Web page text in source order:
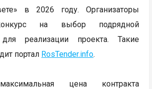
в 2026 году. Организаторы
на выбор подрядной
для реализации проекта. Такие
портал RosTender.info.
цена контракта